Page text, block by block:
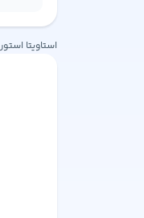
استاویتا